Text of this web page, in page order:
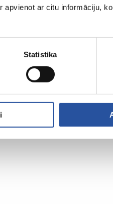
ar citu informāciju,
Statistika